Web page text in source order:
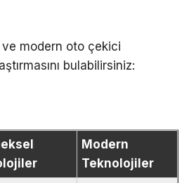
ve modern oto çekici
bulabilirsiniz:
Modern
Teknolojiler